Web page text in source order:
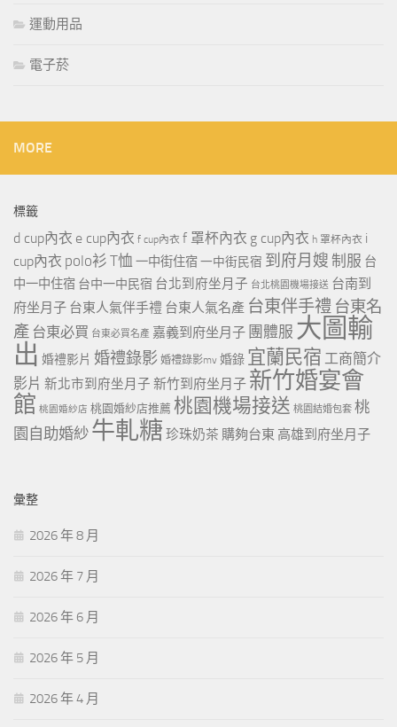
運動用品
電子菸
MORE
標籤
d cup內衣 e cup內衣 f cup內衣 f 罩杯內衣 g cup內衣 h 罩杯內衣 i
cup內衣 polo衫 T恤 一中街住宿一中街民宿 到府月嫂 制服 台
中一中住宿 台中一中民宿 台北到府坐月子 台北桃園機場接送 台南到
府坐月子 台東人氣伴手禮 台東人氣名產 台東伴手禮 台東名
產 台東必買 台東必買名產 嘉義到府坐月子 團體服 大圖輸
出 婚禮影片 婚禮錄影 婚禮錄影mv 婚錄 宜蘭民宿 工商簡介
影片 新北市到府坐月子 新竹到府坐月子 新竹婚宴會
館 桃園婚紗店 桃園婚紗店推薦 桃園機場接送 桃園結婚包套 桃
園自助婚紗 牛軋糖 珍珠奶茶 購夠台東 高雄到府坐月子
彙整
2026 年 8 月
2026 年 7 月
2026 年 6 月
2026 年 5 月
2026 年 4 月